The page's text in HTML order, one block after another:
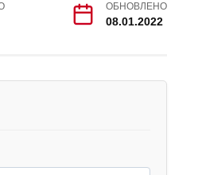
ОБНОВЛЕНО
08.01.2022